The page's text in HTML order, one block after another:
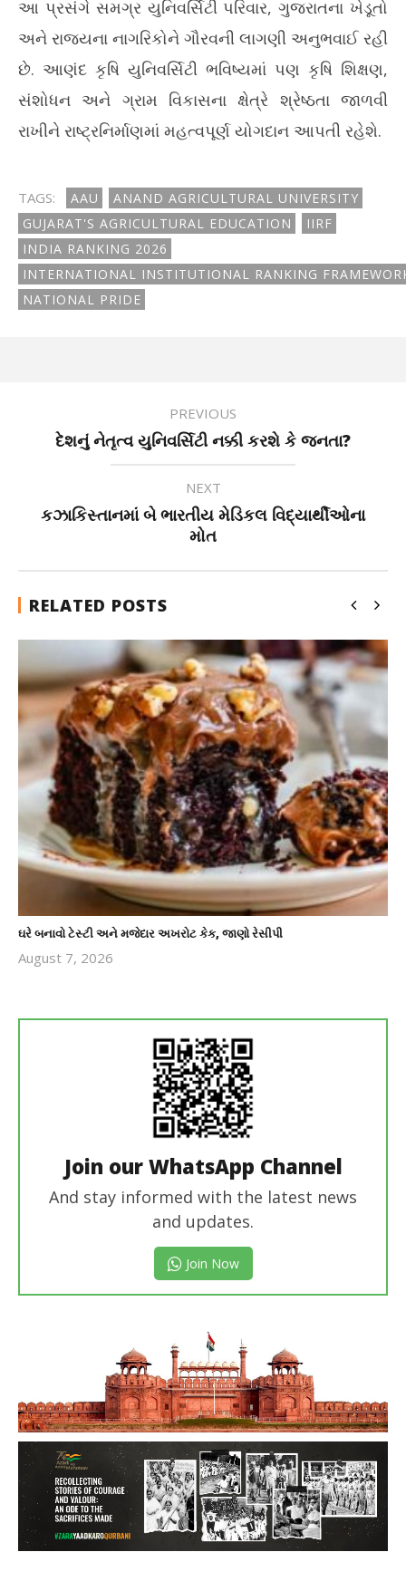
આ પ્રસંગે સમગ્ર યુનિવર્સિટી પરિવાર, ગુજરાતના ખેડૂતો
અને રાજ્યના નાગરિકોને ગૌરવની લાગણી અનુભવાઈ રહી
છે. આણંદ કૃષિ યુનિવર્સિટી ભવિષ્યમાં પણ કૃષિ શિક્ષણ,
સંશોધન અને ગ્રામ વિકાસના ક્ષેત્રે શ્રેષ્ઠતા જાળવી
રાખીને રાષ્ટ્રનિર્માણમાં મહત્વપૂર્ણ યોગદાન આપતી રહેશે.
TAGS: AAU
ANAND AGRICULTURAL UNIVERSITY
GUJARAT'S AGRICULTURAL EDUCATION
IIRF
INDIA RANKING 2026
INTERNATIONAL INSTITUTIONAL RANKING
NATIONAL PRIDE
PREVIOUS
દેશનું નેતૃત્વ યુનિવર્સિટી નક્કી કરશે કે જનતા?
NEXT
કઝાકિસ્તાનમાં બે ભારતીય મેડિકલ વિદ્યાર્થીઓના
મોત
RELATED POSTS
ઘરે બનાવો ટેસ્ટી અને મજેદાર અખરોટ કેક, જાણો રેસીપી
August 7, 2026
Join our WhatsApp Channel
And stay informed with the latest news
and updates.
Join Now